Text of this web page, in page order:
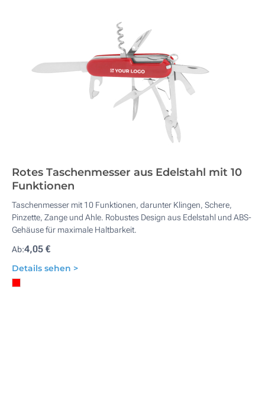
Rotes Taschenmesser aus Edelstahl mit 10
Funktionen
Taschenmesser mit 10 Funktionen, darunter Klingen, Schere,
Pinzette, Zange und Ahle. Robustes Design aus Edelstahl und ABS-
Gehäuse für maximale Haltbarkeit.
Ab:4,05 €
Details sehen >